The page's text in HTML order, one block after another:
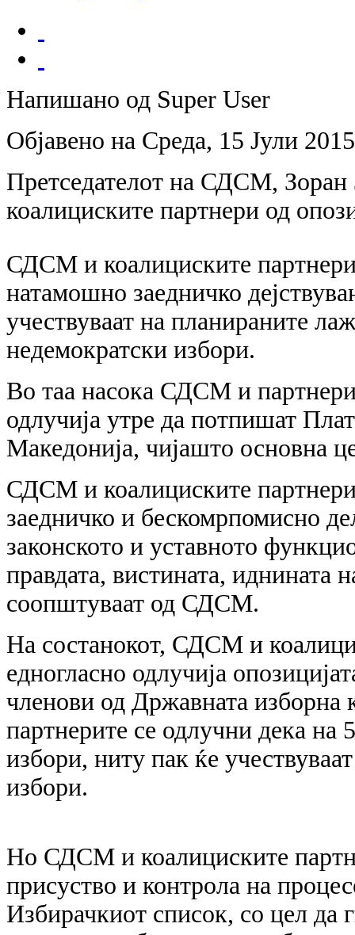
Напишано од Super User
Објавено на Среда, 15 Јули
Претседателот на СДСМ, Зоран
коалициските партнери од
СДСМ и коалициските партнери
натамошно заедничко
учествуваат на планираните
недемократски избори.
Во таа насока СДСМ и
одлучија утре да потпишат
Македонија, чијашто основна
СДСМ и коалициските
заедничко и бескомрпомисно
законското и уставното
правдата, вистината, иднината
соопштуваат од СДСМ.
На состанокот, СДСМ и
едногласно одлучија
членови од Државната
партнерите се одлучни дека на
избори, ниту пак ќе
избори.
Но СДСМ и коалициските
присуство и контрола на
Избирачкиот список, со цел да